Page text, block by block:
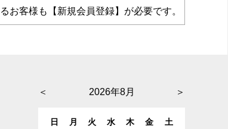
客様も【新規会員登録】が必要です。
＜ ＞
2026年8月
日 月 火 水 木 金
土